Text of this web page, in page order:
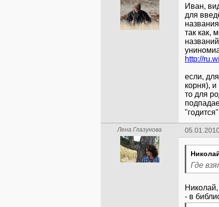
Иван,
для
так как,
http://
если,
корня),
то для
Лена Глазунова
Где